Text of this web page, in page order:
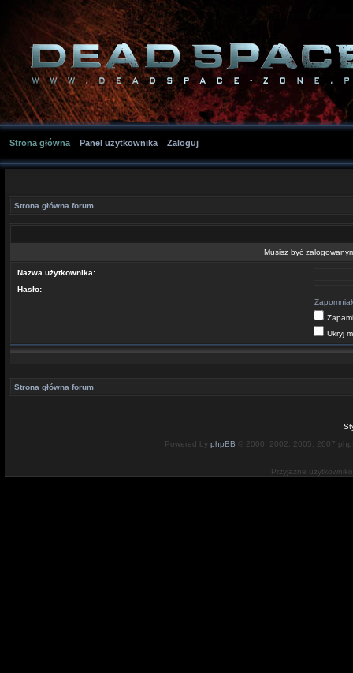
Strona główna Panel użytkownika Zaloguj
Strona główna forum
Musisz być
Nazwa użytkownika:
Hasło:
Ukryj
Strona główna forum
Powered by phpBB © 2000, 2002, 2005, 2007
Przyjazne